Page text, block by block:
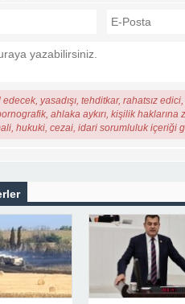
yasadışı, tehditkar, rahatsız
ahlaka aykırı, kişilik
hukuki, cezai, idari sorumluluk içeriği